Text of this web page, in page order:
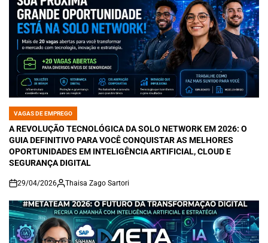
POSTED
IN
VAGAS DE EMPREGO
A REVOLUÇÃO TECNOLÓGICA DA SOLO NETWORK EM 2026: O
GUIA DEFINITIVO PARA VOCÊ CONQUISTAR AS MELHORES
OPORTUNIDADES EM INTELIGÊNCIA ARTIFICIAL, CLOUD E
SEGURANÇA DIGITAL
on
29/04/2026 Thaisa Zago Sartori